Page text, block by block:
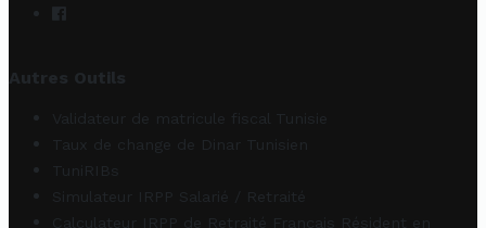
Autres Outils
Validateur de matricule fiscal Tunisie
Taux de change de Dinar Tunisien
TuniRIBs
Simulateur IRPP Salarié / Retraité
Calculateur IRPP de Retraité Français Résident en